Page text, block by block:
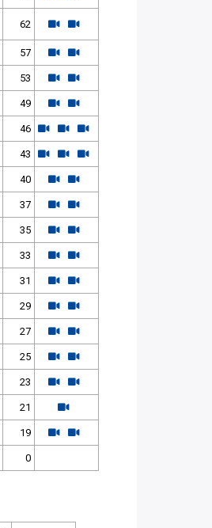
62
57
53
49
46
43
40
37
35
33
31
29
27
25
23
21
19
0